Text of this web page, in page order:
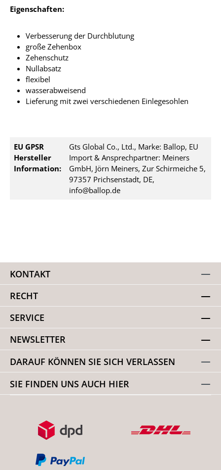
Eigenschaften:
Verbesserung der Durchblutung
große Zehenbox
Zehenschutz
Nullabsatz
flexibel
wasserabweisend
Lieferung mit zwei verschiedenen Einlegesohlen
EU GPSR
Hersteller
Information:
Gts Global Co., Ltd., Marke: Ballop, EU
Import & Ansprechpartner: Meiners
GmbH, Jörn Meiners, Zur Schirmeiche 5,
97357 Prichsenstadt, DE,
info@ballop.de
KONTAKT
RECHT
SERVICE
NEWSLETTER
DARAUF KÖNNEN SIE SICH VERLASSEN
SIE FINDEN UNS AUCH HIER